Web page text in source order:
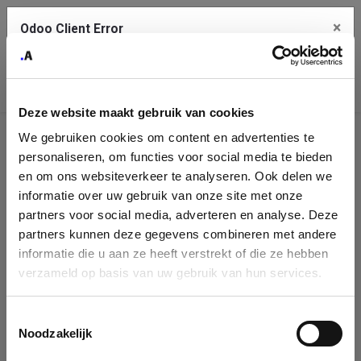
Deze website maakt gebruik van cookies
We gebruiken cookies om content en advertenties te
personaliseren, om functies voor social media te bieden
en om ons websiteverkeer te analyseren. Ook delen we
informatie over uw gebruik van onze site met onze
partners voor social media, adverteren en analyse. Deze
partners kunnen deze gegevens combineren met andere
informatie die u aan ze heeft verstrekt of die ze hebben
verzameld op basis van uw gebruik van hun services.
Noodzakelijk
Company
Identification
Please fill in your company details
You can search a company in our database by name, VAT or
enterprise ID. When a company is selected it will auto-complete the
form. If you don't find your company in our database, you can create
Odoo Client Error ×
service.
See details
Ok